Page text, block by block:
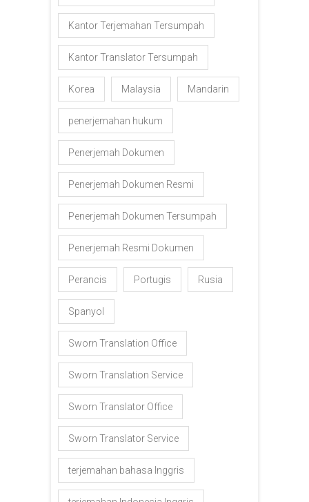
Kantor Terjemahan Tersumpah
Kantor Translator Tersumpah
Korea Malaysia Mandarin
penerjemahan hukum
Penerjemah Dokumen
Penerjemah Dokumen Resmi
Penerjemah Dokumen Tersumpah
Penerjemah Resmi Dokumen
Perancis Portugis Rusia
Spanyol
Sworn Translation Office
Sworn Translation Service
Sworn Translator Office
Sworn Translator Service
terjemahan bahasa Inggris